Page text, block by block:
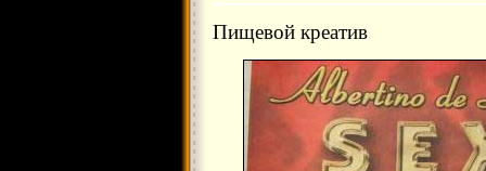
Пищевой креатив